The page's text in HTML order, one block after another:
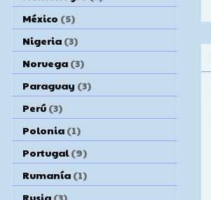
México (5)
Nigeria (3)
Noruega (3)
Paraguay (3)
Perú (3)
Polonia (1)
Portugal (9)
Rumanía (1)
Rusia (3)